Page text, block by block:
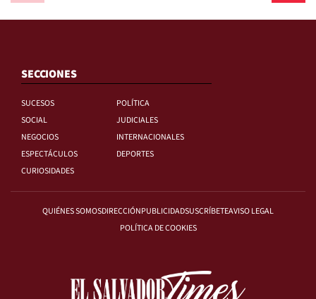
SECCIONES
SUCESOS
POLÍTICA
SOCIAL
JUDICIALES
NEGOCIOS
INTERNACIONALES
ESPECTÁCULOS
DEPORTES
CURIOSIDADES
QUIÉNES SOMOSDIRECCIÓNPUBLICIDADSUSCRÍBETEAVISO LEGAL
POLÍTICA DE COOKIES